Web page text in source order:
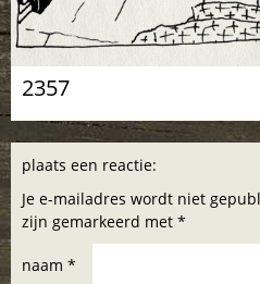
2357
plaats een reactie:
Je e-mailadres wordt niet
zijn gemarkeerd met *
naam *